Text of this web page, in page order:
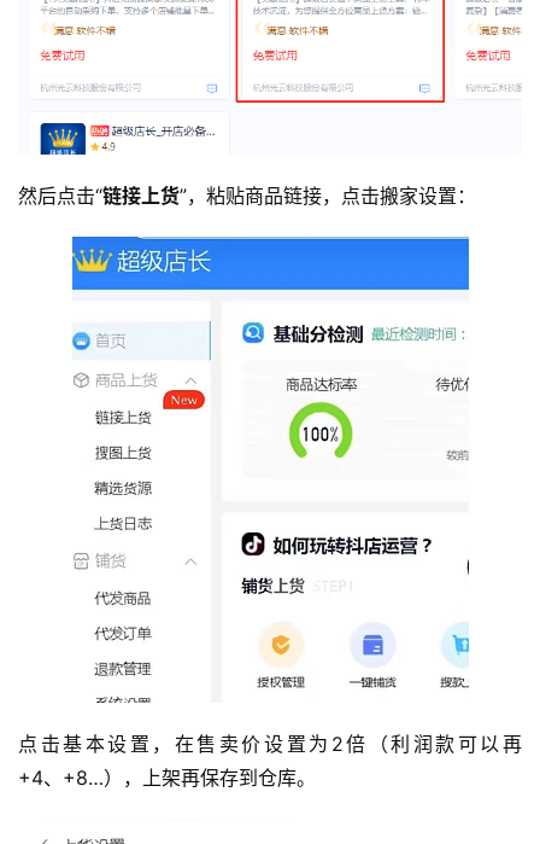
店
然后点击“链接上货”，粘贴商品链接，点击搬家设置：
点击基本设置，在售卖价设置为2倍（利润款可以再
+4、+8…），上架再保存到仓库。